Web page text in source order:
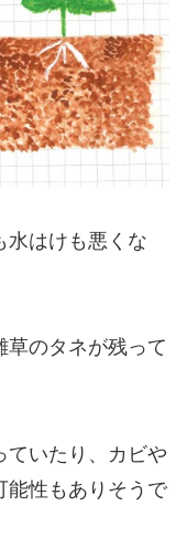
水はけも悪くな
草のタネが残って
ていたり、カビや
能性もありそうで